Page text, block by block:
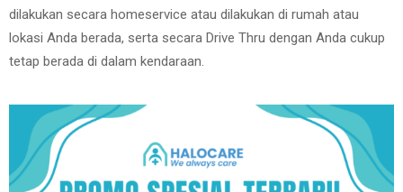
dilakukan secara homeservice atau dilakukan di rumah atau
lokasi Anda berada, serta secara Drive Thru dengan Anda cukup
tetap berada di dalam kendaraan.